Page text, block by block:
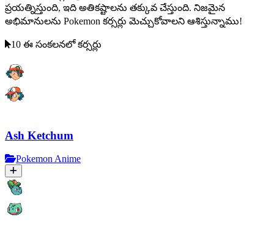
ప్రయత్నిస్తుంది, ఇది అతికష్టాలను తక్కువ చేస్తుంది. నిజమైన
అభిమానులను Pokemon కర్సర్లు మెచ్చుకోవాలని ఆశిస్తున్నాము!
10 ఈ సంకలనలో కర్సర్లు
Ash Ketchum
Pokemon Anime